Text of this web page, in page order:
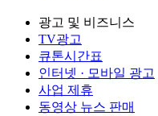
광고 및 비즈니스
TV광고
큐톤시간표
인터넷 · 모바일 광고
사업 제휴
동영상 뉴스 판매